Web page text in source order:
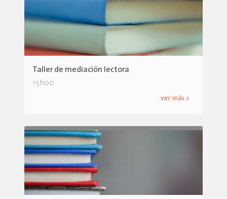
Taller de mediación lectora
15h00
ver más >